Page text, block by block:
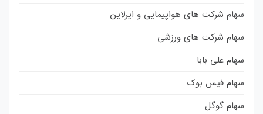
سهام شرکت های هواپیمایی و ایرلاین
سهام شرکت های ورزشی
سهام علی بابا
سهام فیس بوک
سهام گوگل